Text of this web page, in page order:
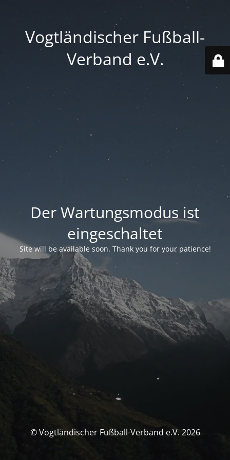
Vogtländischer Fußball-
Verband e.V.
Der Wartungsmodus ist
eingeschaltet
Site will be available soon. Thank you for your patience!
© Vogtländischer Fußball-Verband e.V. 2026